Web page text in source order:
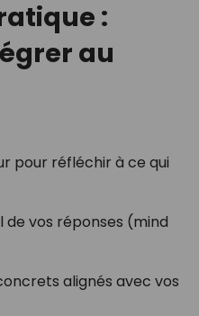
:
au
pour réfléchir à ce qui
de vos réponses (mind
alignés avec vos